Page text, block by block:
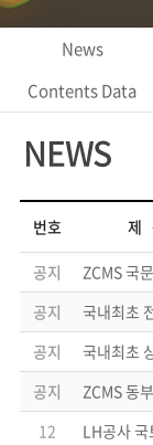
News
Contents Data
NEWS
번호
제
공지 ZCMS 국
공지 국내최초
공지 국내최초
공지 ZCMS 동
12 LH공사